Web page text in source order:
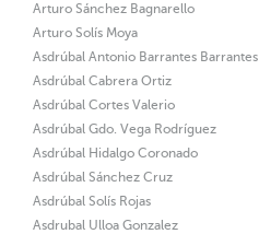
Arturo Sánchez Bagnarello
Arturo Solís Moya
Asdrúbal Antonio Barrantes Barrantes
Asdrúbal Cabrera Ortiz
Asdrúbal Cortes Valerio
Asdrúbal Gdo. Vega Rodríguez
Asdrúbal Hidalgo Coronado
Asdrúbal Sánchez Cruz
Asdrúbal Solís Rojas
Asdrubal Ulloa Gonzalez